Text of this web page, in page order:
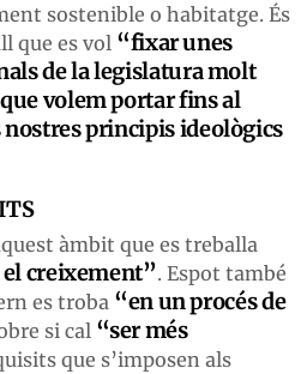
sostenible o habitatge. És
que es vol “fixar unes
de la legislatura molt
volem portar fins al
nostres principis ideològics
àmbit que es treballa
creixement”. Espot també
es troba “en un procés de
si cal “ser més
que s’imposen als